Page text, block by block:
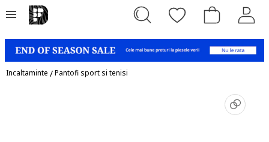
Incaltaminte /Pantofi sport si tenisi